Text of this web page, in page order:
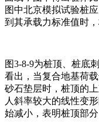
图中北京模拟试验桩
到其承载力标准值时
图3-8-9为桩顶、桩底
看出，当复合地基荷
砂石垫层时，桩顶的
人斜率较大的线性变
始减小，表明桩顶部